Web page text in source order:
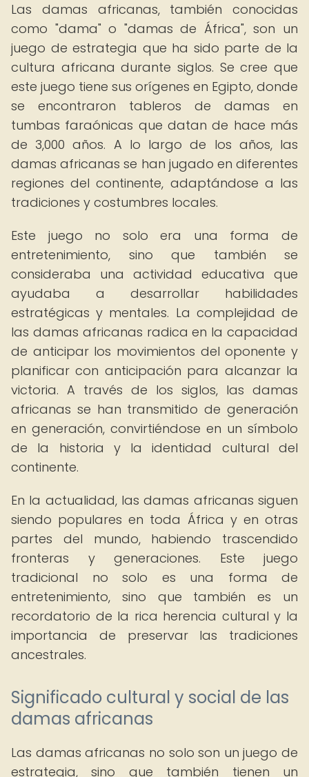
Las damas africanas, también conocidas
como "dama" o "damas de África", son un
juego de estrategia que ha sido parte de la
cultura africana durante siglos. Se cree que
este juego tiene sus orígenes en Egipto, donde
se encontraron tableros de damas en
tumbas faraónicas que datan de hace más
de 3,000 años. A lo largo de los años, las
damas africanas se han jugado en diferentes
regiones del continente, adaptándose a las
tradiciones y costumbres locales.
Este juego no solo era una forma de
entretenimiento, sino que también se
consideraba una actividad educativa que
ayudaba a desarrollar habilidades
estratégicas y mentales. La complejidad de
las damas africanas radica en la capacidad
de anticipar los movimientos del oponente y
planificar con anticipación para alcanzar la
victoria. A través de los siglos, las damas
africanas se han transmitido de generación
en generación, convirtiéndose en un símbolo
de la historia y la identidad cultural del
continente.
En la actualidad, las damas africanas siguen
siendo populares en toda África y en otras
partes del mundo, habiendo trascendido
fronteras y generaciones. Este juego
tradicional no solo es una forma de
entretenimiento, sino que también es un
recordatorio de la rica herencia cultural y la
importancia de preservar las tradiciones
ancestrales.
Significado cultural y social de las
damas africanas
Las damas africanas no solo son un juego de
estrategia, sino que también tienen un